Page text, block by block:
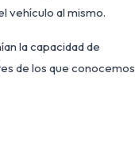
vehículo al mismo.
la capacidad de
de los que conocemos